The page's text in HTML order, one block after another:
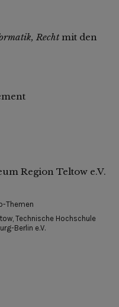
Recht mit den
Region Teltow e.V.
Themen
, Technische Hochschule
Berlin e.V.